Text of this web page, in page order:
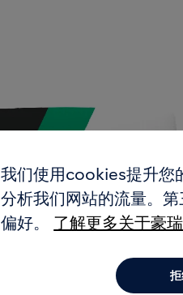
我们使用cookies提升您
分析我们网站的流量。
偏好。
了解更多关于豪